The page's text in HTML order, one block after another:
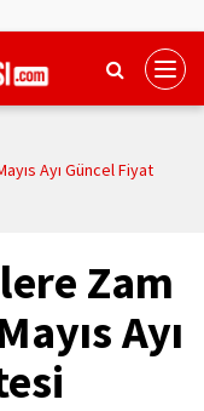
Ayı Güncel Fiyat
Zam
Ayı